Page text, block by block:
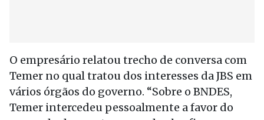
O empresário relatou trecho de conversa com
Temer no qual tratou dos interesses da JBS em
vários órgãos do governo. “Sobre o BNDES,
Temer intercedeu pessoalmente a favor do